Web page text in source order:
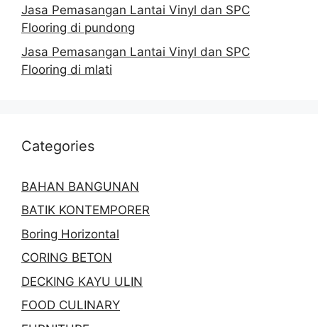
Jasa Pemasangan Lantai Vinyl dan SPC
Flooring di pundong
Jasa Pemasangan Lantai Vinyl dan SPC
Flooring di mlati
Categories
BAHAN BANGUNAN
BATIK KONTEMPORER
Boring Horizontal
CORING BETON
DECKING KAYU ULIN
FOOD CULINARY